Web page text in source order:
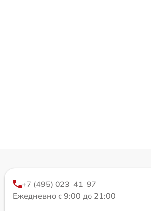
+7 (495) 023-41-97
Ежедневно с 9:00 до 21:00